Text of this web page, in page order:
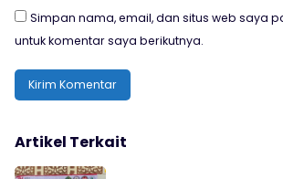
Simpan nama, email, dan situs web saya
untuk komentar saya berikutnya.
Artikel Terkait